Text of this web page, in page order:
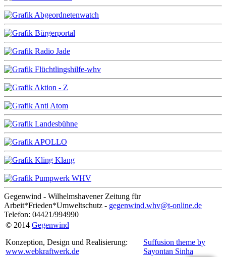
Gegenwind - Wilhelmshavener Zeitung für
Arbeit*Frieden*Umweltschutz - gegenwind.whv@t-online.de
Telefon: 04421/994990
© 2014 Gegenwind
Konzeption, Design und Realisierung:
www.webkraftwerk.de
Suffusion theme by
Sayontan Sinha